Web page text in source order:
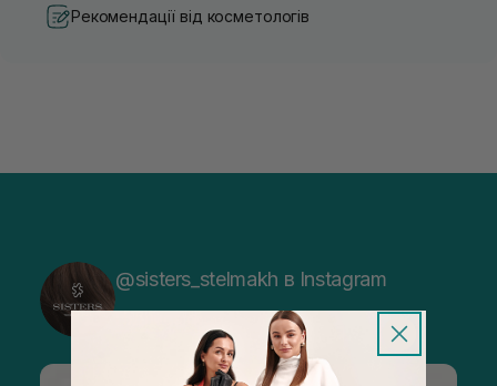
Рекомендації від косметологів
@sisters_stelmakh в Instagram